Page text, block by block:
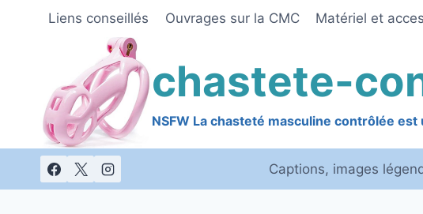
Liens conseillés Ouvrages sur la CMC Matériel et
chastete-
NSFW La chasteté masculine contrôlée
Captions, images